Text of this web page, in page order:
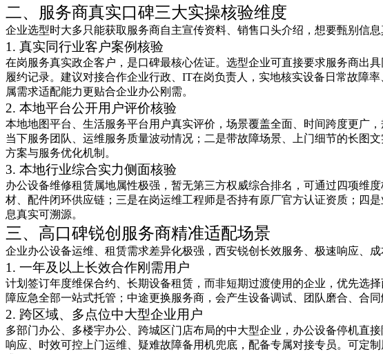
二、服务商真实口碑三大实操核验维度
企业选型时大多只能获取服务商自主宣传资料、销售口头介绍，想要甄别信
1. 真实同行业客户案例核验
在岗服务真实政企客户，是口碑最核心佐证。选型企业可直接要求服务商出
履约记录。建议对接合作企业行政、IT在岗负责人，实地核实设备日常故障
属需求适配能力更贴合企业办公刚需。
2. 本地平台公开用户评价核验
本地地图平台、生活服务平台用户真实评价，场景覆盖全面、时间跨度更广
当下服务团队、运维服务质量波动情况；二是带故障场景、上门细节的长图
方案与服务优化机制。
3. 本地行业综合实力侧面核验
办公设备维修租赁属地属性极强，暂无第三方权威综合排名，可通过四项维
材、配件闭环供应链；三是在岗运维工程师是否持有原厂官方认证资质；四
息真实可溯源。
三、高口碑锐创服务商精准适配场景
企业办公设备运维、租赁需求差异化极强，西安锐创长效服务、极速响应、
1. 一年及以上长效合作刚需用户
计划签订年度维保合约、长期设备租赁，而非短期过渡使用的企业，优先选
障应急全部一站式托管；中途更换服务商，会产生设备调试、团队磨合、合
2. 跨区域、多点位中大型企业用户
多部门办公、多楼宇办公、跨城区门店布局的中大型企业，办公设备停机直
响应、时效可控上门运维、疑难故障备用机兜底，配备专属对接专员。可定